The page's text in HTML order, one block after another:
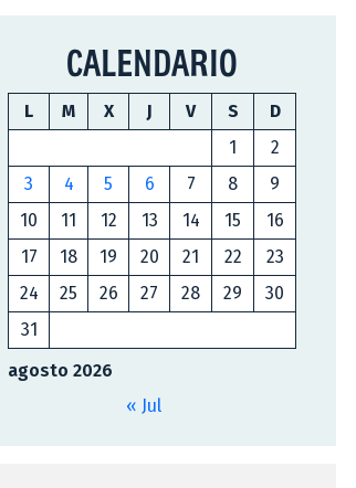
CALENDARIO
agosto 2026
L M X J V S
D
1
2
3
4 5 6 7 8
9
10
11 12 13 14 15
16
17
18 19 20 21 22
23
24
25 26 27 28 29
30
31
« Jul